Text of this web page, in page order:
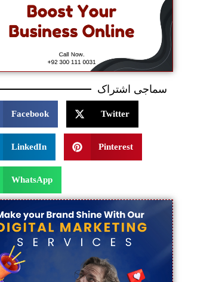
سماجی اشتراک
Facebook Twitter
LinkedIn Pinterest
WhatsApp